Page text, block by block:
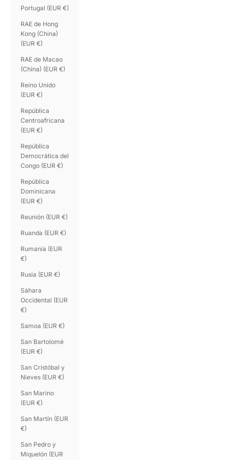
Portugal (EUR €)
RAE de Hong
Kong (China)
(EUR €)
RAE de Macao
(China) (EUR €)
Reino Unido
(EUR €)
República
Centroafricana
(EUR €)
República
Democrática del
Congo (EUR €)
República
Dominicana
(EUR €)
Reunión (EUR €)
Ruanda (EUR €)
Rumanía (EUR
€)
Rusia (EUR €)
Sáhara
Occidental (EUR
€)
Samoa (EUR €)
San Bartolomé
(EUR €)
San Cristóbal y
Nieves (EUR €)
San Marino
(EUR €)
San Martín (EUR
€)
San Pedro y
Miquelón (EUR